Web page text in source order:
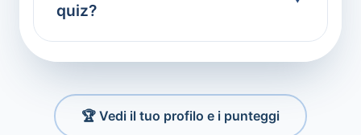
quiz?
🏆 Vedi il tuo profilo e i punteggi